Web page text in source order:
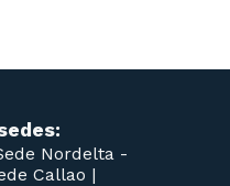
Nordelta -
Callao |